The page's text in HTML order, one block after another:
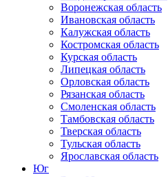
Воронежская область
Ивановская область
Калужская область
Костромская область
Курская область
Липецкая область
Орловская область
Рязанская область
Смоленская область
Тамбовская область
Тверская область
Тульская область
Ярославская область
Юг